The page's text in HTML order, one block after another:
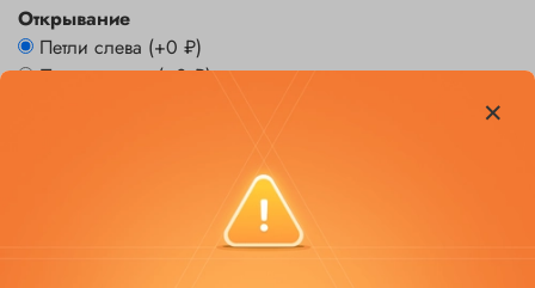
Открывание
Петли слева (+0 ₽)
Петли справа(+0 ₽)
Добавить в сравнение